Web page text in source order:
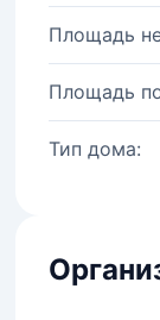
Площадь
Площадь
Тип дома: